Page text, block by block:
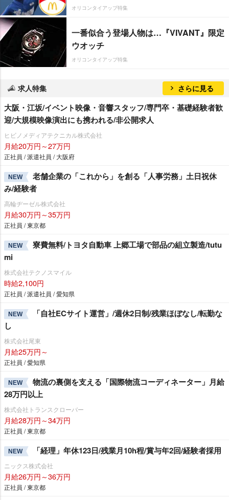
オリコンタイアップ特集
一番似合う登場人物は…『VIVANT』限定
ウオッチ
オリコンタイアップ特集
求人特集 さらに見る
大阪・江坂/イベント映像・音響スタッフ/専門卒・基礎経験者歓
迎/大規模映像演出にも携われる/非公開求人
ヒビノメディアテクニカル株式会社
月給20万円～27万円
正社員 / 派遣社員 / 大阪府
NEW
老舗企業の「これから」を創る「人事労務」土日祝休
み/経験者
高輪ヂーゼル株式会社
月給30万円～35万円
正社員 / 東京都
NEW
寮費無料/トヨタ自動車 上郷工場で部品の組立製造/tutu
mi
株式会社テクノスマイル
時給2,100円
正社員 / 派遣社員 / 愛知県
NEW
「自社ECサイト運営」/週休2日制/残業ほぼなし/転勤な
し
株式会社尾東
月給25万円～
正社員 / 愛知県
NEW
物流の裏側を支える「国際物流コーディネーター」月給
28万円以上
株式会社トランスクローバー
月給28万円～34万円
正社員 / 東京都
NEW 「経理」年休123日/残業月10h程/賞与年2回/経験者採用
ニックス株式会社
月給26万円～36万円
正社員 / 東京都